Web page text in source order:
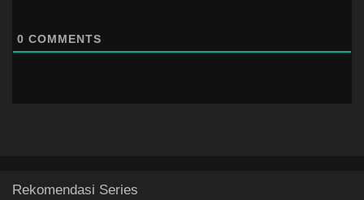
0 COMMENTS
Rekomendasi Series